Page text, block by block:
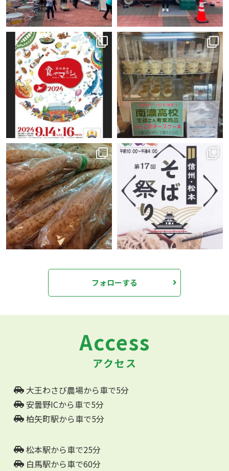
azumino.base
9月 12
azumino.base
1月 6
azumino.base
11月 20
azumino.base
10月 8
フォローする
Access
アクセス
大王わさび農場から車で5分
安曇野ICから車で5分
柏矢町駅から車で5分
松本駅から車で25分
白馬駅から車で60分